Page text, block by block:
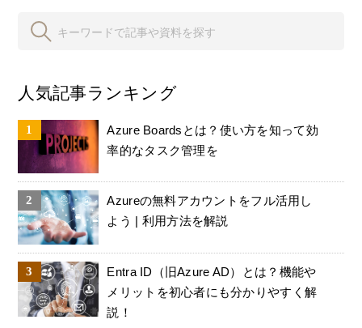
人気記事ランキング
Azure Boardsとは？使い方を知って効
率的なタスク管理を
Azureの無料アカウントをフル活用し
よう | 利用方法を解説
Entra ID（旧Azure AD）とは？機能や
メリットを初心者にも分かりやすく解
説！